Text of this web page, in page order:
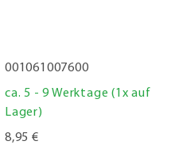
001061007600
ca. 5 - 9 Werktage (1x auf
Lager)
8,95 €